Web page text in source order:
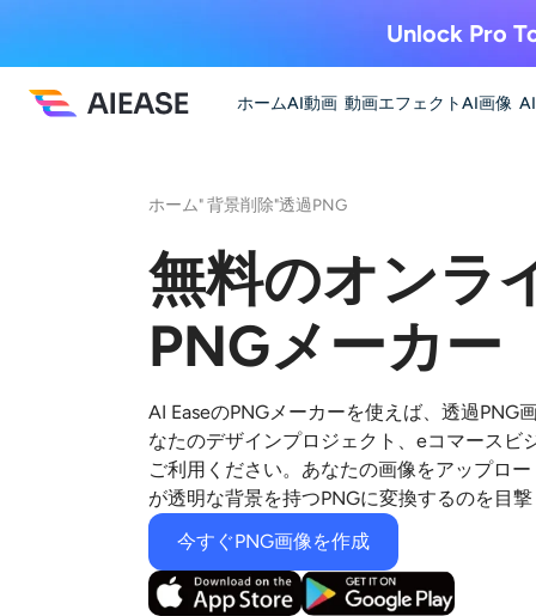
Unlock Pro
ホームAI動画 動画エフェクトAI画像
ホーム"背景削除"透過PNG
無料のオンラ
PNGメーカー
AI EaseのPNGメーカーを使えば、透過PNG
なたのデザインプロジェクト、eコマースビ
ご利用ください。あなたの画像をアップロ
が透明な背景を持つPNGに変換するのを目
今すぐPNG画像を作成